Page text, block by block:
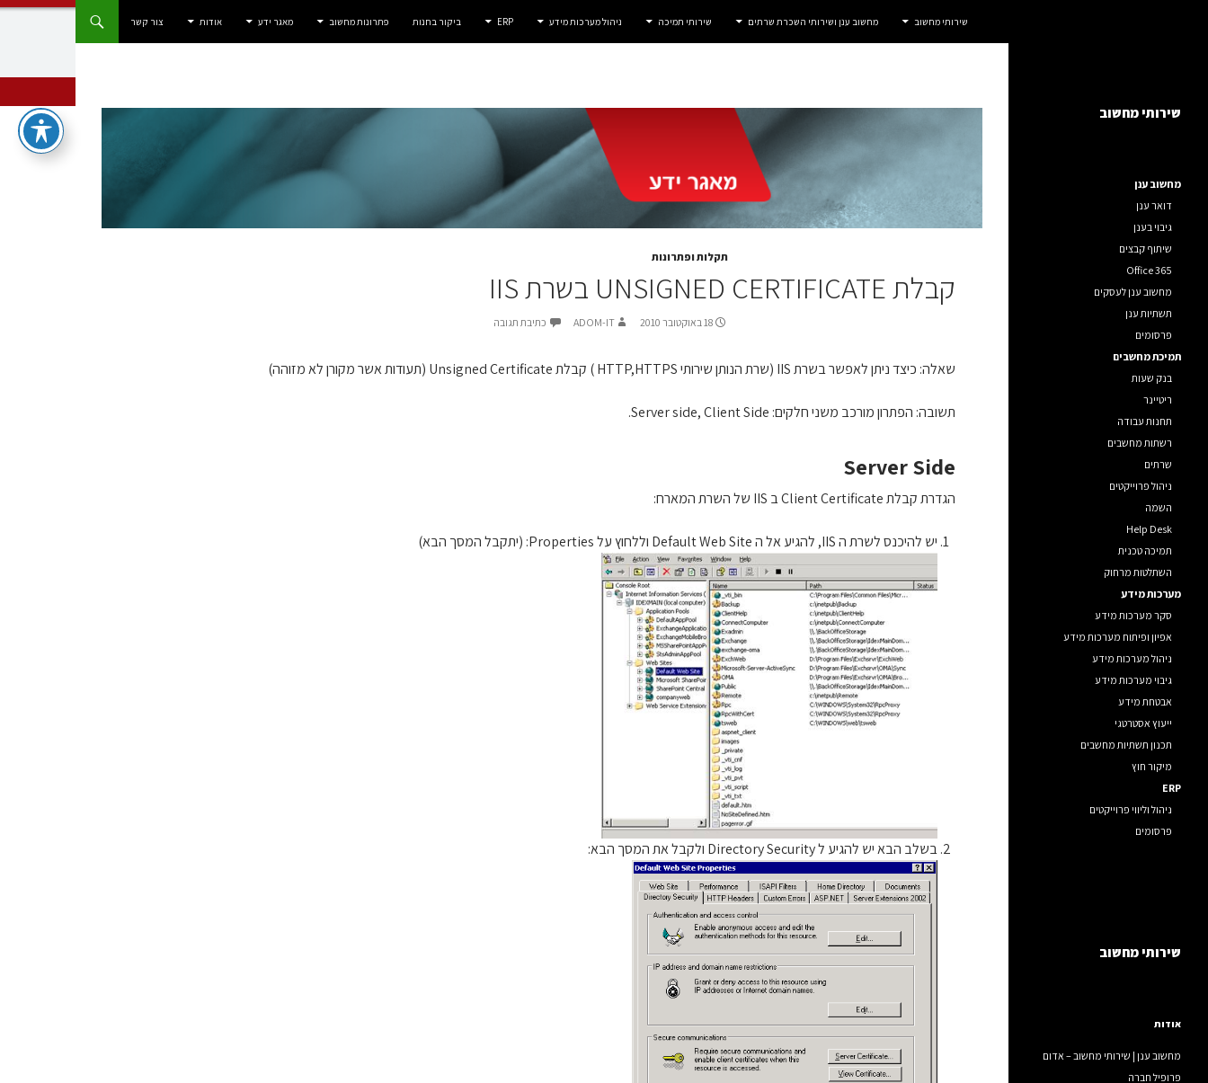
שירותי מחשוב מחשוב ענן ושירותי השכרת שרתים שירותי תמיכה ניהול מערכות מידע ERP ביקור בחנות פתרונות מחשוב מאגר ידע אודות צור קשר
תקלות ופתרונות
קבלת UNSIGNED CERTIFICATE בשרת IIS
18 באוקטובר 2010 ADOM-IT כתיבת תגובה
שאלה: כיצד ניתן לאפשר בשרת IIS (שרת הנותן שירותי HTTP,HTTPS ) קבלת Unsigned Certificate (תעודות אשר מקורן לא מזוהה)
תשובה: הפתרון מורכב משני חלקים: Server side, Client Side.
Server Side
הגדרת קבלת Client Certificate ב IIS של השרת המארח:
יש להיכנס לשרת ה IIS, להגיע אל ה Default Web Site וללחוץ על Properties: (יתקבל המסך הבא)
בשלב הבא יש להגיע ל Directory Security ולקבל את המסך הבא:
שירותי מחשוב
מחשוב ענן
דואר ענן
גיבוי בענן
שיתוף קבצים
Office 365
מחשוב ענן לעסקים
תשתיות ענן
פרסומים
תמיכת מחשבים
בנק שעות
ריטיינר
תחנות עבודה
רשתות מחשבים
שרתים
ניהול פרוייקטים
השמה
Help Desk
תמיכה טכנית
השתלטות מרחוק
מערכות מידע
סקר מערכות מידע
אפיון ופיתוח מערכות מידע
ניהול מערכות מידע
גיבוי מערכות מידע
אבטחת מידע
ייעוץ אסטרטגי
תכנון תשתיות מחשבים
מיקור חוץ
ERP
ניהול וליווי פרוייקטים
פרסומים
שירותי מחשוב
אודות
מחשוב ענן | שירותי מחשוב – אדום
פרופיל חברה